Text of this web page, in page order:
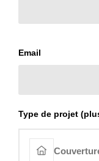
Email
Type de projet